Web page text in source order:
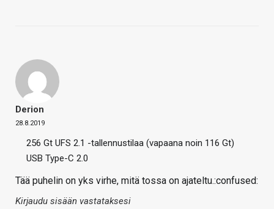
Derion
28.8.2019
256 Gt UFS 2.1 -tallennustilaa (vapaana noin 116 Gt)
USB Type-C 2.0
Tää puhelin on yks virhe, mitä tossa on ajateltu.:confused:
Kirjaudu sisään vastataksesi